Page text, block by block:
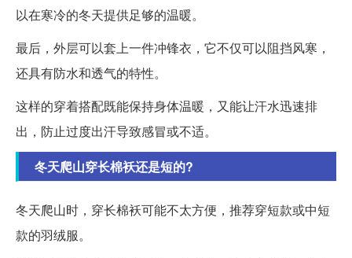
以在寒冷的冬天提供足够的温暖。
最后，外层可以套上一件冲锋衣，它不仅可以阻挡风寒，
还具有防水和透气的特性。
这样的穿着搭配既能保持身体温暖，又能让汗水迅速排
出，防止过度出汗导致感冒或不适。
冬天爬山穿长棉袄还是短的?
冬天爬山时，穿长棉袄可能不太方便，推荐穿短款或中短
款的羽绒服。